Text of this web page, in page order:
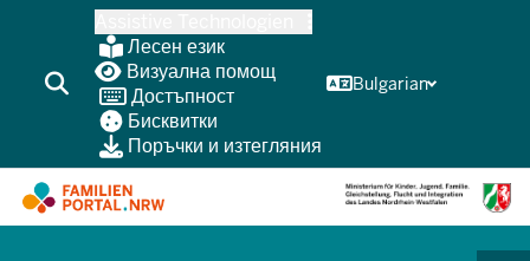
content
Лесен език
Визуална помощ
Достъпност
Бисквитки
Поръчки и изтегляния
Bulgarian